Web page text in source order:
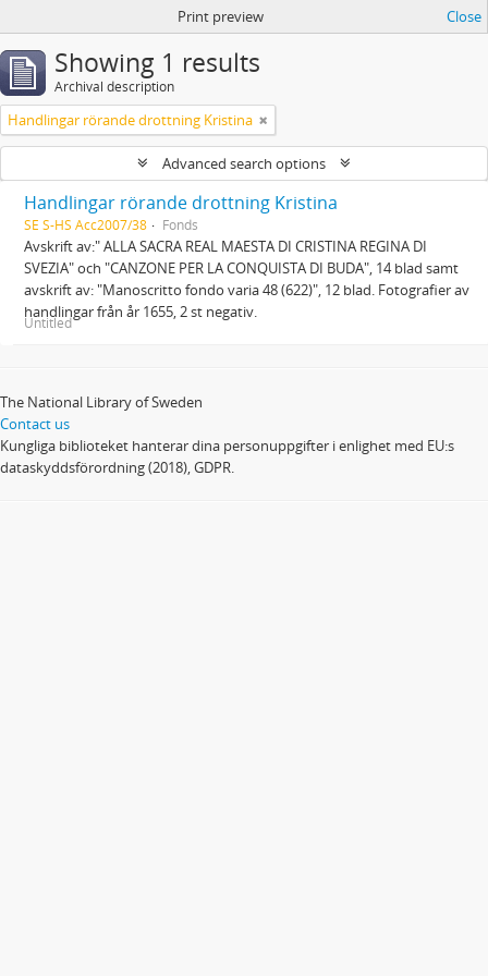
Print preview Close
Showing 1 results
Archival description
Handlingar rörande drottning Kristina
Advanced search options
Handlingar rörande drottning Kristina
SE S-HS Acc2007/38 Fonds
Avskrift av:" ALLA SACRA REAL MAESTA DI CRISTINA REGINA DI
SVEZIA" och "CANZONE PER LA CONQUISTA DI BUDA", 14 blad samt
avskrift av: "Manoscritto fondo varia 48 (622)", 12 blad. Fotografier av
handlingar från år 1655, 2 st negativ.
Untitled
The National Library of Sweden
Contact us
Kungliga biblioteket hanterar dina personuppgifter i enlighet med EU:s
dataskyddsförordning (2018), GDPR.